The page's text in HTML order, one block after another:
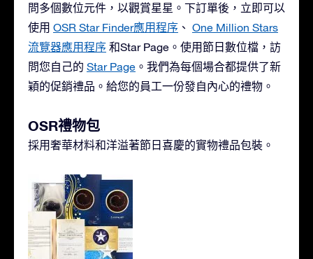
問多個數位元件，以觀賞星星。下訂單後，立即可以
使用 OSR Star Finder應用程序 、 One Million Stars
流覽器應用程序 和Star Page。使用節日數位檔，訪
問您自己的 Star Page 。我們為每個場合都提供了新
穎的促銷禮品。給您的員工一份發自內心的禮物。
OSR禮物包
採用奢華材料和洋溢著節日喜慶的實物禮品包裝。